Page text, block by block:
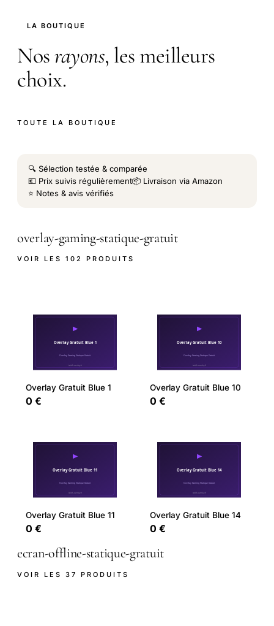
LA BOUTIQUE
Nosrayons, les meilleurs
choix.
TOUTE LA BOUTIQUE
🔍 Sélection testée & comparée
💶 Prix suivis régulièrement📦 Livraison via Amazon
⭐ Notes & avis vérifiés
overlay-gaming-statique-gratuit
VOIR LES 102 PRODUITS
Overlay Gratuit Blue 1
0 €
Overlay Gratuit Blue 10
0 €
Overlay Gratuit Blue 11
0 €
Overlay Gratuit Blue 14
0 €
ecran-offline-statique-gratuit
VOIR LES 37 PRODUITS